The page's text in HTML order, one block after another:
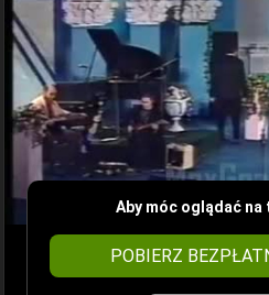
Aby móc oglądać na
POBIERZ